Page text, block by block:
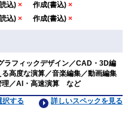
込) × 作成(書込) ×
込) × 作成(書込) ×
ラフィックデザイン／CAD・3D編
高度な演算／音楽編集／動画編集
理／AI・高速演算 など
詳しいスペックを見る
択する